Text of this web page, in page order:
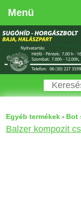
Menü
Egyéb termékek> Bot
Balzer kompozit